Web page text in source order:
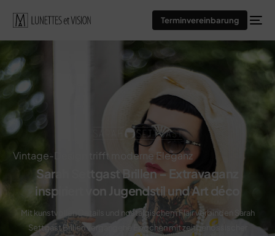
Terminvereinbarung
Vintage-Design trifft moderne Eleganz
Sarah Settgast Brillen – Extravaganz
inspiriert von Jugendstil und Art déco
Mit kunstvollen Details und nostalgischem Flair verbinden Sarah
Settgast Brillen vergangene Epochen mit zeitgenössischer